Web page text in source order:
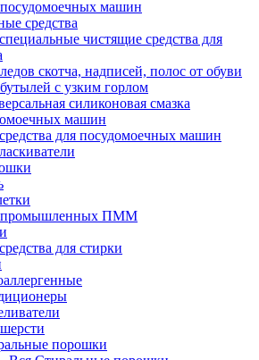
машин
средства
чистящие средства для
скотча, надписей, полос от обуви
с узким горлом
силиконовая смазка
машин
для посудомоечных машин
промышленных ПММ
для стирки
порошки